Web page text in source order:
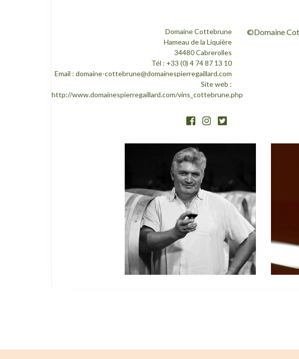
Domaine Cottebrune
Hameau de la Liquière
34480 Cabrerolles
Tél : +33 (0) 4 74 87 13 10
Email : domaine-cottebrune@domainespierregaillard.com
Site web :
http://www.domainespierregaillard.com/vins_cottebrune.php
©️Domaine